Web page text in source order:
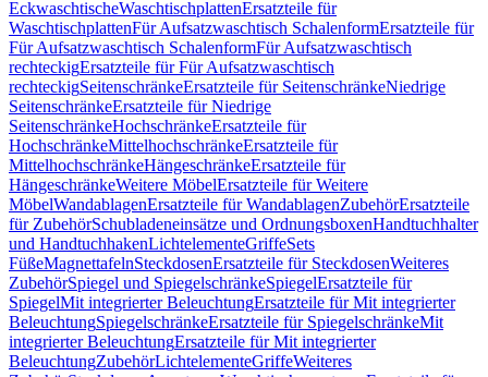
EckwaschtischeWaschtischplattenErsatzteile für
WaschtischplattenFür Aufsatzwaschtisch SchalenformErsatzteile für
Für Aufsatzwaschtisch SchalenformFür Aufsatzwaschtisch
rechteckigErsatzteile für Für Aufsatzwaschtisch
rechteckigSeitenschränkeErsatzteile für SeitenschränkeNiedrige
SeitenschränkeErsatzteile für Niedrige
SeitenschränkeHochschränkeErsatzteile für
HochschränkeMittelhochschränkeErsatzteile für
MittelhochschränkeHängeschränkeErsatzteile für
HängeschränkeWeitere MöbelErsatzteile für Weitere
MöbelWandablagenErsatzteile für WandablagenZubehörErsatzteile
für ZubehörSchubladeneinsätze und OrdnungsboxenHandtuchhalter
und HandtuchhakenLichtelementeGriffeSets
FüßeMagnettafelnSteckdosenErsatzteile für SteckdosenWeiteres
ZubehörSpiegel und SpiegelschränkeSpiegelErsatzteile für
SpiegelMit integrierter BeleuchtungErsatzteile für Mit integrierter
BeleuchtungSpiegelschränkeErsatzteile für SpiegelschränkeMit
integrierter BeleuchtungErsatzteile für Mit integrierter
BeleuchtungZubehörLichtelementeGriffeWeiteres